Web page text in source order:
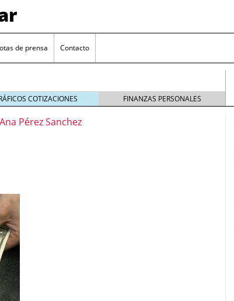
de prensa Contacto
se mantiene cerca de 1,174 USD tras rebote
cambio euro-dólar
reportes de empleo de EE. UU. se
para el par EUR/USD
anual desde 2017 mientras analistas esperan
01/2026
COTIZACIONES FINANZAS PERSONALES
Ana Pérez Sanchez